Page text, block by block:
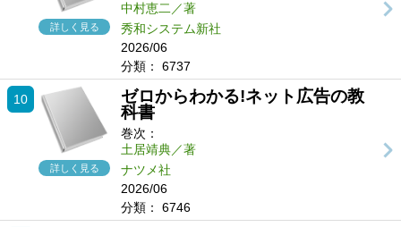
詳しく見る
中村恵二／著
秀和システム新社
2026/06
分類：
6737
10
詳しく見る
ゼロからわかる!ネット広告の教
科書
巻次：
土居靖典／著
ナツメ社
2026/06
分類：
6746